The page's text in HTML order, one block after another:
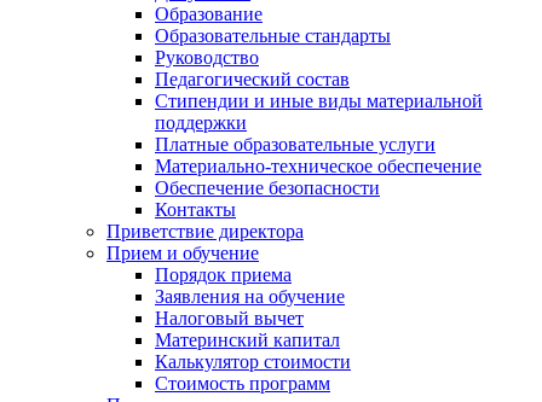
Образование
Образовательные стандарты
Руководство
Педагогический состав
Стипендии и иные виды материальной
поддержки
Платные образовательные услуги
Материально-техническое обеспечение
Обеспечение безопасности
Контакты
Приветствие директора
Прием и обучение
Порядок приема
Заявления на обучение
Налоговый вычет
Материнский капитал
Калькулятор стоимости
Стоимость программ